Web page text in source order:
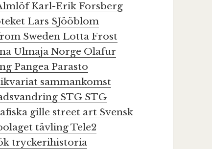
Karl-Erik Forsberg
Lars SJööblom
Sweden Lotta Frost
UlmajaNorge Olafur
Pangea Parasto
sammankomst
STG STG
gille street art Svensk
tävlingTele2
tryckerihistoria